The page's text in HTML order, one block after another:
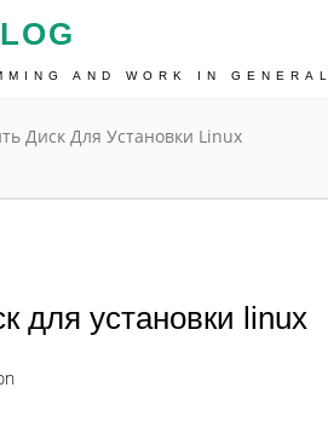
AND WORK IN GENERAL
Диск Для Установки Linux
для установки linux